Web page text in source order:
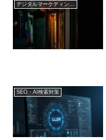
デジタルマーケティング基礎
SEO・AI検索対策